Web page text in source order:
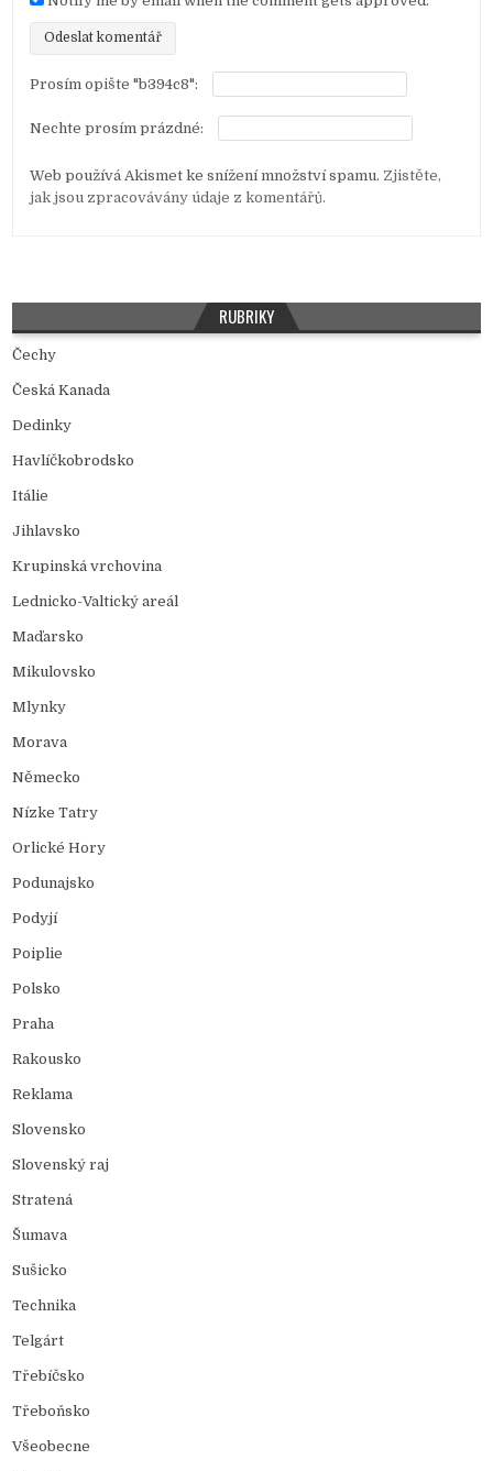
Prosím opište "b394c8":
Nechte prosím prázdné:
Web používá Akismet ke snížení množství spamu. Zjistěte,
jak jsou zpracovávány údaje z komentářů.
RUBRIKY
Čechy
Česká Kanada
Dedinky
Havlíčkobrodsko
Itálie
Jihlavsko
Krupinská vrchovina
Lednicko-Valtický areál
Maďarsko
Mikulovsko
Mlynky
Morava
Německo
Nízke Tatry
Orlické Hory
Podunajsko
Podyjí
Poiplie
Polsko
Praha
Rakousko
Reklama
Slovensko
Slovenský raj
Stratená
Šumava
Sušicko
Technika
Telgárt
Třebíčsko
Třeboňsko
Všeobecne